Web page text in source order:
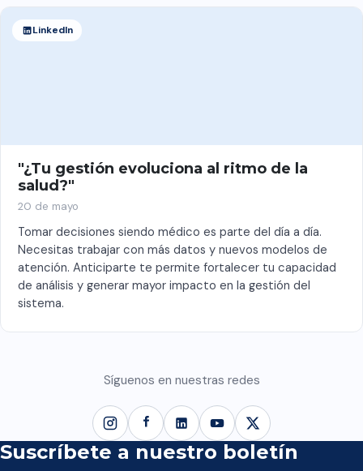
LinkedIn
"¿Tu gestión evoluciona al ritmo de la
salud?"
20 de mayo
Tomar decisiones siendo médico es parte del día a día.
Necesitas trabajar con más datos y nuevos modelos de
atención. Anticiparte te permite fortalecer tu capacidad
de análisis y generar mayor impacto en la gestión del
sistema.
Síguenos en nuestras redes
Suscríbete a nuestro boletín